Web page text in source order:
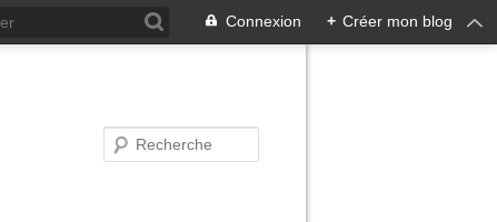
Connexion + Créer mon blog